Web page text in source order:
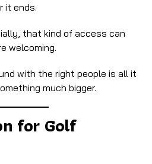
it ends.
that kind of access can
welcoming.
with the right people is all it
much bigger.
for Golf